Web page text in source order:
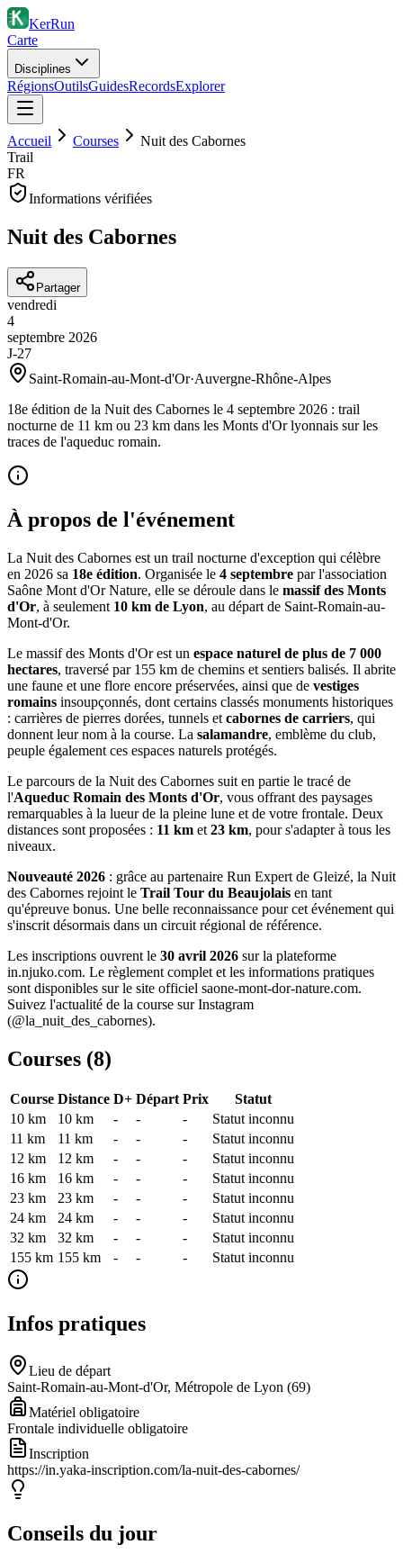
KerRun
Carte
Disciplines
RégionsOutilsGuidesRecordsExplorer
Accueil Courses
Nuit des Cabornes
Trail
FR
Informations vérifiées
Nuit des Cabornes
Partager
vendredi
4
septembre 2026
J-27
Saint-Romain-au-Mont-d'Or·Auvergne-Rhône-Alpes
18e édition de la Nuit des Cabornes le 4 septembre 2026 : trail
nocturne de 11 km ou 23 km dans les Monts d'Or lyonnais sur les
traces de l'aqueduc romain.
À propos de l'événement
La Nuit des Cabornes est un trail nocturne d'exception qui célèbre
en 2026 sa 18e édition. Organisée le 4 septembre par l'association
Saône Mont d'Or Nature, elle se déroule dans le massif des Monts
d'Or, à seulement 10 km de Lyon, au départ de Saint-Romain-au-
Mont-d'Or.
Le massif des Monts d'Or est un espace naturel de plus de 7 000
hectares, traversé par 155 km de chemins et sentiers balisés. Il abrite
une faune et une flore encore préservées, ainsi que de vestiges
romains insoupçonnés, dont certains classés monuments historiques
: carrières de pierres dorées, tunnels et cabornes de carriers, qui
donnent leur nom à la course. La salamandre, emblème du club,
peuple également ces espaces naturels protégés.
Le parcours de la Nuit des Cabornes suit en partie le tracé de
l'Aqueduc Romain des Monts d'Or, vous offrant des paysages
remarquables à la lueur de la pleine lune et de votre frontale. Deux
distances sont proposées : 11 km et 23 km, pour s'adapter à tous les
niveaux.
Nouveauté 2026 : grâce au partenaire Run Expert de Gleizé, la Nuit
des Cabornes rejoint le Trail Tour du Beaujolais en tant
qu'épreuve bonus. Une belle reconnaissance pour cet événement qui
s'inscrit désormais dans un circuit régional de référence.
Les inscriptions ouvrent le 30 avril 2026 sur la plateforme
in.njuko.com. Le règlement complet et les informations pratiques
sont disponibles sur le site officiel saone-mont-dor-nature.com.
Suivez l'actualité de la course sur Instagram
(@la_nuit_des_cabornes).
Courses (8)
Course Distance D+ Départ Prix
Statut
10 km
10 km - - -
Statut inconnu
11 km
11 km - - -
Statut inconnu
12 km
12 km - - -
Statut inconnu
16 km
16 km - - -
Statut inconnu
23 km
23 km - - -
Statut inconnu
24 km
24 km - - -
Statut inconnu
32 km
32 km - - -
Statut inconnu
155 km 155 km - - - Statut inconnu
Infos pratiques
Lieu de départ
Saint-Romain-au-Mont-d'Or, Métropole de Lyon (69)
Matériel obligatoire
Frontale individuelle obligatoire
Inscription
https://in.yaka-inscription.com/la-nuit-des-cabornes/
Conseils du jour